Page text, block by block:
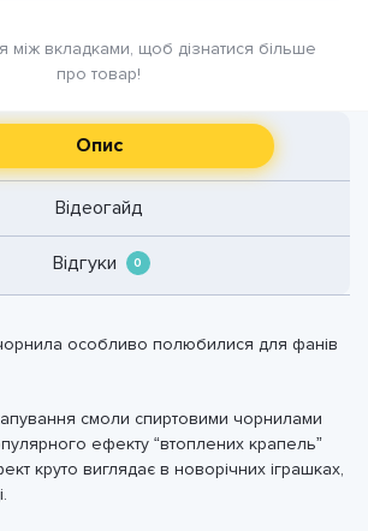
між вкладками, щоб дізнатися більше
про товар!
Опис
Відеогайд
Відгуки 0
чорнила особливо полюбилися для фанів
смоли спиртовими чорнилами
ефекту “втоплених крапель”
круто виглядає в новорічних іграшках,